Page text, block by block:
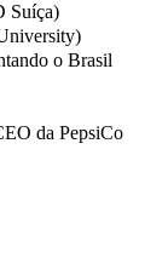
Suíça)
o Brasil
da PepsiCo